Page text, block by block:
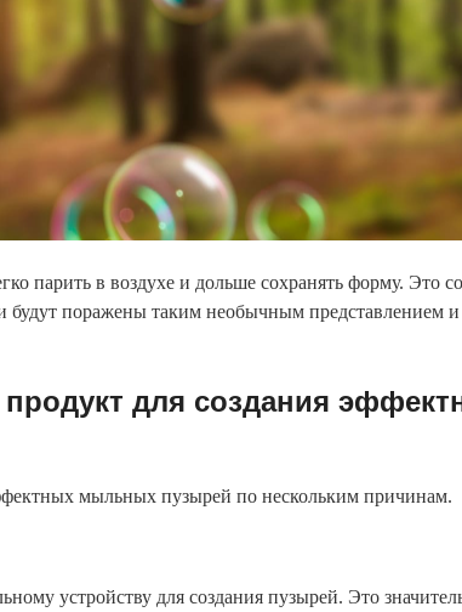
парить в воздухе и дольше сохранять форму. Это
будут поражены таким необычным представлением
для создания
мыльных пузырей по нескольким причинам.
устройству для создания пузырей. Это